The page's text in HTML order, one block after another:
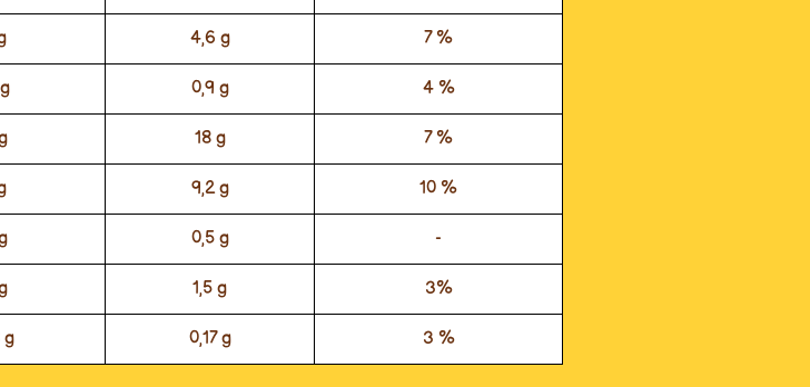
4,6 g 7 %
0,9 g 4 %
18 g 7 %
9,2 g 10 %
0,5 g -
1,5 g 3%
g 0,17 g 3 %